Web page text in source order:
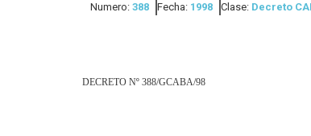
Numero: 388 Fecha: 1998 Clase: Decreto
DECRETO Nº 388/GCABA/98